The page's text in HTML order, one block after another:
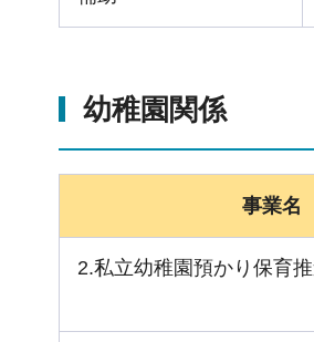
幼稚園関係
事業名
2.私立幼稚園預かり保育